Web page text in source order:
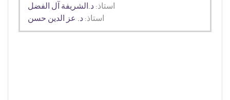
استاذ: د.الشريفة آل الفضل
استاذ: د. عز الدين حسن